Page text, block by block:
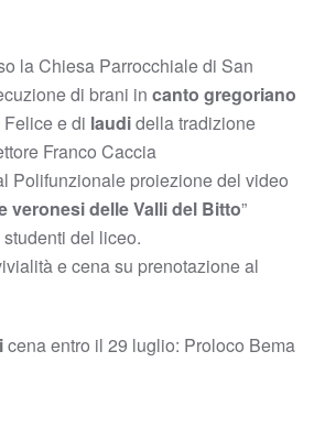
la Chiesa Parrocchiale di San
di brani in canto gregoriano
e di laudidella tradizione
Franco Caccia
Polifunzionale proiezione del video
veronesi delle Valli del Bitto”
del liceo.
e cena su prenotazione al
cena entro il 29 luglio: Proloco Bema